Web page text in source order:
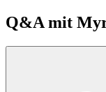
Q&A mit